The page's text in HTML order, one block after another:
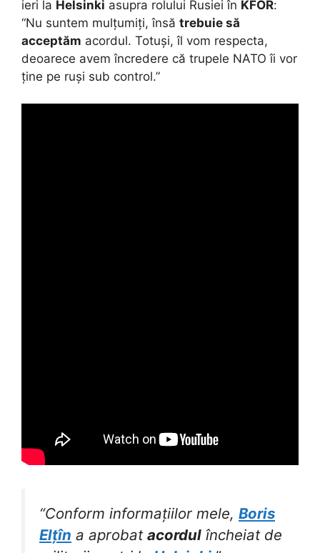
ieri la Helsinki asupra rolului Rusiei în KFOR:
“Nu suntem mulțumiți, însă trebuie să
acceptăm acordul. Totuși, îl vom respecta,
deoarece avem încredere că trupele NATO îi vor
ține pe ruși sub control.”
“Conform informațiilor mele, Boris
Elțîn a aprobat acordul încheiat de